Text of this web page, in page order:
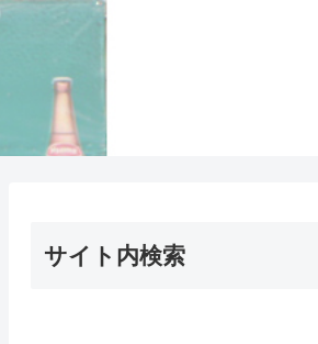
サイト内検索